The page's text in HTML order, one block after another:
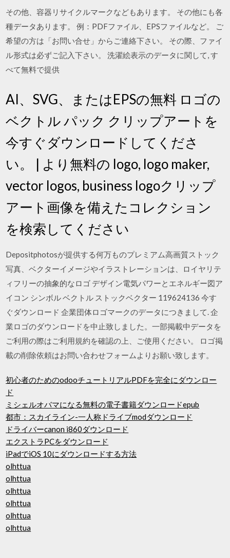
その他、容器リサイクルマークなどもあります。 その他にも各
種データあります。 例：PDFファイル、EPSファイルなど。 ご
希望の方は「お問い合せ」からご連絡下さい。 その際、ファイ
ル形式は必ずご記入下さい。 洗濯絵表示のデータに関して, す
べて無料で提供
AI、SVG、またはEPSの無料 ロゴの
ベクトル パック クリップアートを
今すぐダウンロードしてくださ
い。 | より無料の logo, logo maker,
vector logos, business logoクリップ
アート画像を備えたコレクション
を検索してください
Depositphotosが提供する何万ものプレミアム高画質ストック
写真、ベクターイメージやイラストレーションは、ロイヤリテ
ィフリーの抽象的なロゴ デザイン電気パワーとエネルギー図ア
イコン シンボル ベクトル ストックベクター 119624136 今す
ぐダウンロード 企業団体ロゴマークのデータにつきまして. 企
業ロゴのダウンロードを中止致しました。一部掲載中データを
ご利用の際はご利用規約を確認の上、ご使用ください。 ロゴ掲
載の削除依頼はお問い合わせフォームよりお願い致します。
初心者のためのodooチュートリアルPDFを完全にダウンロー
ド
ミシェルオバマになる無料の電子書籍ダウンロードepub
都市：スカイライン-一人称ドライブmodダウンロード
ドライバーcanon i860ダウンロード
エクストラPCをダウンロード
iPadでiOS 10にダウンロードする方法
olhttua
olhttua
olhttua
olhttua
olhttua
olhttua